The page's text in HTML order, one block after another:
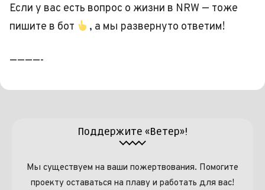
Если у вас есть вопрос о жизни в NRW — тоже
пишите в бот
, а мы развернуто ответим!
————-
Поддержите «Ветер»!
Мы существуем на ваши пожертвования. Помогите
проекту оставаться на плаву и работать для вас!